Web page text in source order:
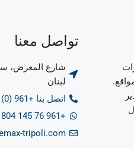
حول
تواصل معنا
شارع المعرض،
لبنان
اتصل بنا +961 (0) 6 440 723
+961 76 145 804
tripoli.com